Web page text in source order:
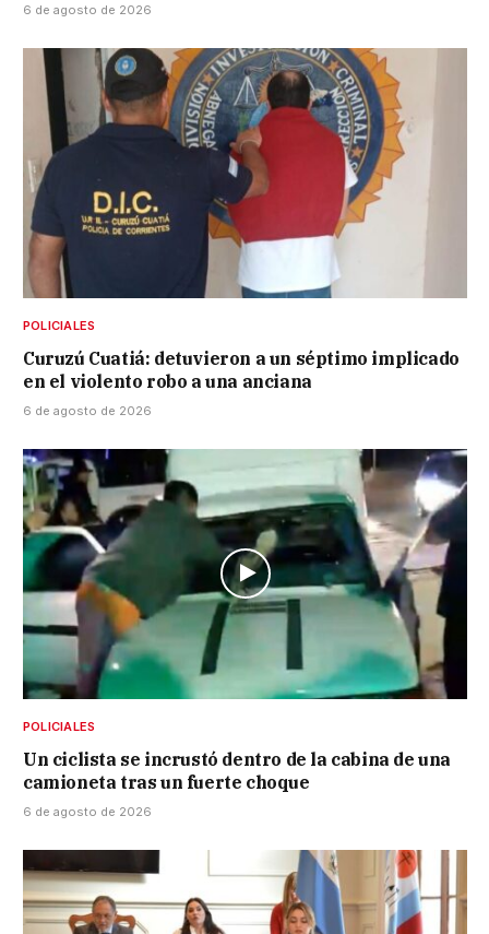
6 de agosto de 2026
POLICIALES
Curuzú Cuatiá: detuvieron a un séptimo implicado
en el violento robo a una anciana
6 de agosto de 2026
POLICIALES
Un ciclista se incrustó dentro de la cabina de una
camioneta tras un fuerte choque
6 de agosto de 2026